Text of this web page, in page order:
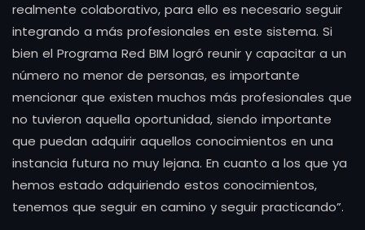
realmente colaborativo, para ello es necesario seguir
integrando a más profesionales en este sistema. Si
bien el Programa Red BIM logró reunir y capacitar a un
número no menor de personas, es importante
mencionar que existen muchos más profesionales que
no tuvieron aquella oportunidad, siendo importante
que puedan adquirir aquellos conocimientos en una
instancia futura no muy lejana. En cuanto a los que ya
hemos estado adquiriendo estos conocimientos,
tenemos que seguir en camino y seguir practicando”.